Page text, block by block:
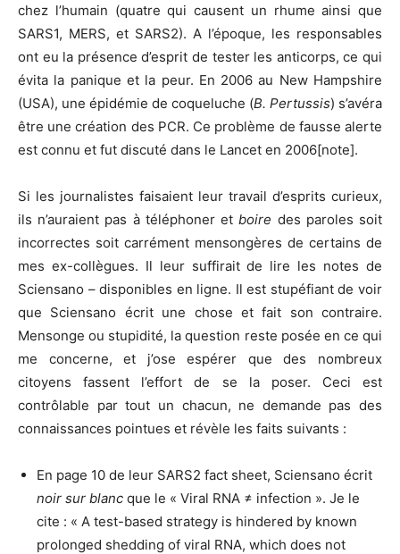
chez l’humain (quatre qui causent un rhume ainsi que
SARS1, MERS, et SARS2). A l’époque, les responsables
ont eu la présence d’esprit de tester les anticorps, ce qui
évita la panique et la peur. En 2006 au New Hampshire
(USA), une épidémie de coqueluche (B. Pertussis) s’avéra
être une création des PCR. Ce problème de fausse alerte
est connu et fut discuté dans le Lancet en 2006[note].
Si les journalistes faisaient leur travail d’esprits curieux,
ils n’auraient pas à téléphoner etboire des paroles soit
incorrectes soit carrément mensongères de certains de
mes ex-collègues. Il leur suffirait de lire les notes de
Sciensano – disponibles en ligne. Il est stupéfiant de voir
que Sciensano écrit une chose et fait son contraire.
Mensonge ou stupidité, la question reste posée en ce qui
me concerne, et j’ose espérer que des nombreux
citoyens fassent l’effort de se la poser. Ceci est
contrôlable par tout un chacun, ne demande pas des
connaissances pointues et révèle les faits suivants :
En page 10 de leur SARS2 fact sheet, Sciensano écrit
noir sur blanc que le « Viral RNA ≠ infection ». Je le
cite : « A test-based strategy is hindered by known
prolonged shedding of viral RNA, which does not